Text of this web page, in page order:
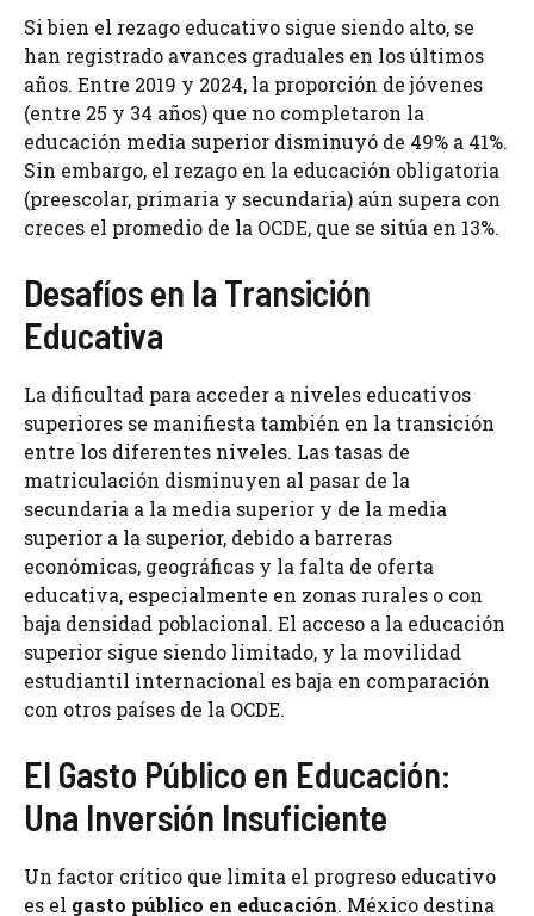
Si bien el rezago educativo sigue siendo alto, se
han registrado avances graduales en los últimos
años. Entre 2019 y 2024, la proporción de jóvenes
(entre 25 y 34 años) que no completaron la
educación media superior disminuyó de 49% a 41%.
Sin embargo, el rezago en la educación obligatoria
(preescolar, primaria y secundaria) aún supera con
creces el promedio de la OCDE, que se sitúa en 13%.
Desafíos en la Transición
Educativa
La dificultad para acceder a niveles educativos
superiores se manifiesta también en la transición
entre los diferentes niveles. Las tasas de
matriculación disminuyen al pasar de la
secundaria a la media superior y de la media
superior a la superior, debido a barreras
económicas, geográficas y la falta de oferta
educativa, especialmente en zonas rurales o con
baja densidad poblacional. El acceso a la educación
superior sigue siendo limitado, y la movilidad
estudiantil internacional es baja en comparación
con otros países de la OCDE.
El Gasto Público en Educación:
Una Inversión Insuficiente
Un factor crítico que limita el progreso educativo
es el gasto público en educación. México destina